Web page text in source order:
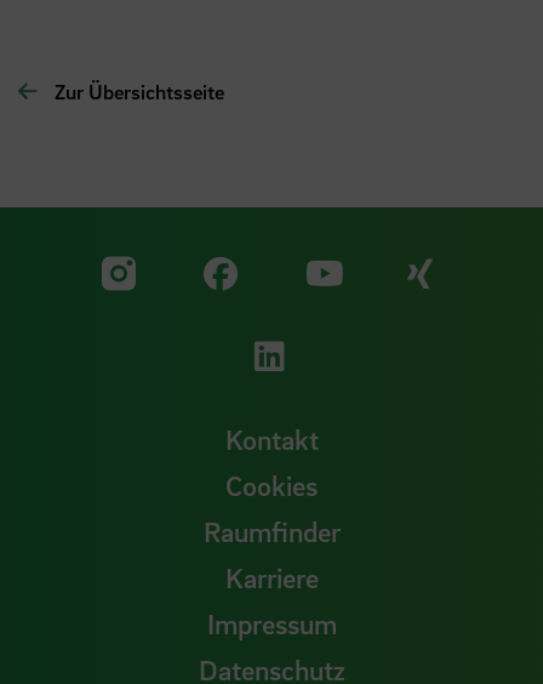
Zur Übersichtsseite
Zu unserer Facebook
Zu
Zu unserer
Kontakt
Cookies
Raumfinder
Karriere
Impressum
Datenschutz